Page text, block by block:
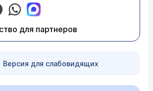
для партнеров
Версия для слабовидящих